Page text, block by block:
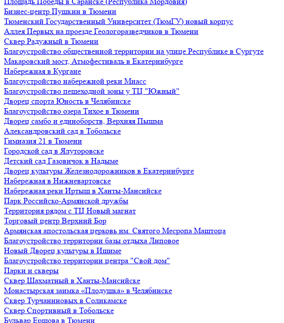
Бизнес-центр Пушкин в Тюмени
Тюменский Государственный Университет (ТюмГУ) новый корпус
Аллея Первых на проезде Геологоразведчиков в Тюмени
Сквер Радужный в Тюмени
Благоустройство общественной территории на улице Республике в Сургуте
Макаровский мост, Атмофестиваль в Екатеринбурге
Набережная в Кургане
Благоустройство набережной реки Миасс
Благоустройство пешеходной зоны у ТЦ "Южный"
Дворец спорта Юность в Челябинске
Благоустройство озера Тихое в Тюмени
Дворец самбо и единоборств, Верхняя Пышма
Александровский сад в Тобольске
Гимназия 21 в Тюмени
Городской сад в Ялуторовске
Детский сад Газовичок в Надыме
Дворец культуры Железнодорожников в Екатеринбурге
Набережная в Нижневартовске
Набережная реки Иртыш в Ханты-Мансийске
Парк Российско-Армянской дружбы
Территория рядом с ТЦ Новый магнат
Торговый центр Верхний Бор
Армянская апостольская церковь им. Святого Месропа Маштоца
Благоустройство территории базы отдыха Липовое
Нoвый Двoрeц культуры в Ишимe
Благоустройство территории центра "Свой дом"
Парки и скверы
Сквер Шахматный в Ханты-Мансийске
Монастырская заимка «Плодушка» в Челябинске
Сквер Турчаниновых в Соликамске
Сквер Спортивный в Тобольске
Бульвар Ершова в Тюмени